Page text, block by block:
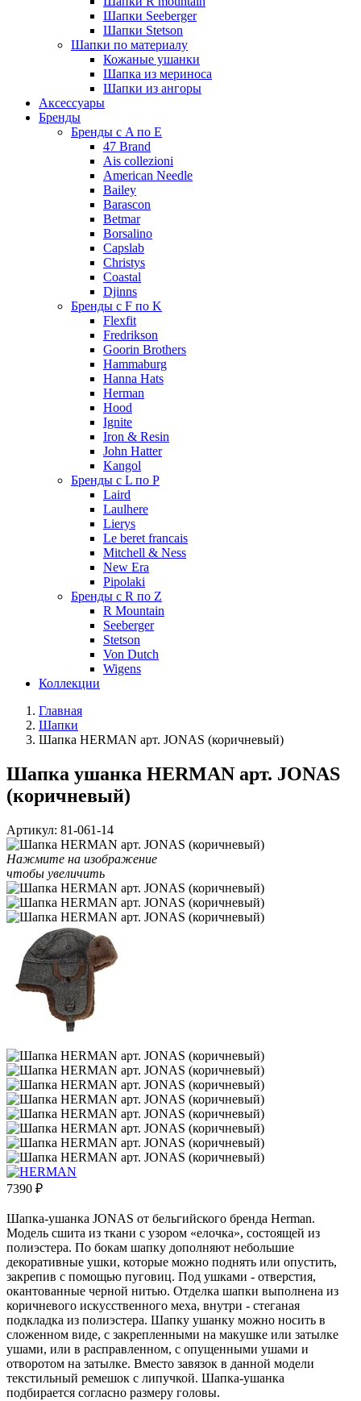
Шапки Seeberger
Шапки Stetson
Шапки по материалу
Кожаные ушанки
Шапка из мериноса
Шапки из ангоры
Аксессуары
Бренды
Бренды с A по E
47 Brand
Ais collezioni
American Needle
Bailey
Barascon
Betmar
Borsalino
Capslab
Christys
Coastal
Djinns
Бренды с F по K
Flexfit
Fredrikson
Goorin Brothers
Hammaburg
Hanna Hats
Herman
Hood
Ignite
Iron & Resin
John Hatter
Kangol
Бренды с L по P
Laird
Laulhere
Lierys
Le beret francais
Mitchell & Ness
New Era
Pipolaki
Бренды с R по Z
R Mountain
Seeberger
Stetson
Von Dutch
Wigens
Коллекции
Главная
Шапки
Шапка HERMAN арт. JONAS (коричневый)
Шапка ушанка HERMAN арт. JONAS
(коричневый)
Артикул: 81-061-14
Нажмите на изображение
чтобы увеличить
7390 ₽
Шапка-ушанка JONAS от бельгийского бренда Herman.
Модель сшита из ткани с узором «елочка», состоящей из
полиэстера. По бокам шапку дополняют небольшие
декоративные ушки, которые можно поднять или опустить,
закрепив с помощью пуговиц. Под ушками - отверстия,
окантованные черной нитью. Отделка шапки выполнена из
коричневого искусственного меха, внутри - стеганая
подкладка из полиэстера. Шапку ушанку можно носить в
сложенном виде, с закрепленными на макушке или затылке
ушами, или в расправленном, с опущенными ушами и
отворотом на затылке. Вместо завязок в данной модели
текстильный ремешок с липучкой. Шапка-ушанка
подбирается согласно размеру головы.